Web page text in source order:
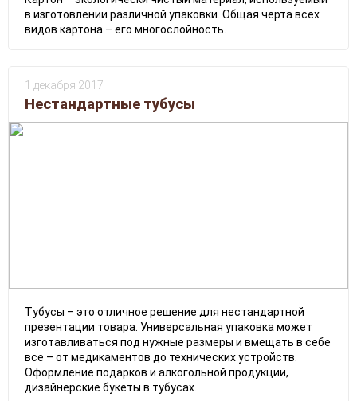
в изготовлении различной упаковки. Общая черта всех
видов картона – его многослойность.
1 декабря 2017
Нестандартные тубусы
Тубусы – это отличное решение для нестандартной
презентации товара. Универсальная упаковка может
изготавливаться под нужные размеры и вмещать в себе
все – от медикаментов до технических устройств.
Оформление подарков и алкогольной продукции,
дизайнерские букеты в тубусах.